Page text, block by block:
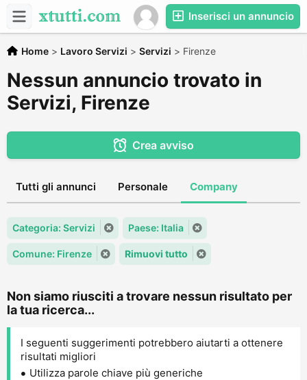
Inserisci un annuncio
Home > Lavoro Servizi > Servizi > Firenze
Nessun annuncio trovato in
Servizi, Firenze
Crea avviso
Tutti gli annunci Personale Company
Categoria: Servizi Paese: Italia
Comune: Firenze Rimuovi tutto
Non siamo riusciti a trovare nessun risultato per
la tua ricerca...
I seguenti suggerimenti potrebbero aiutarti a ottenere
risultati migliori
Utilizza parole chiave più generiche